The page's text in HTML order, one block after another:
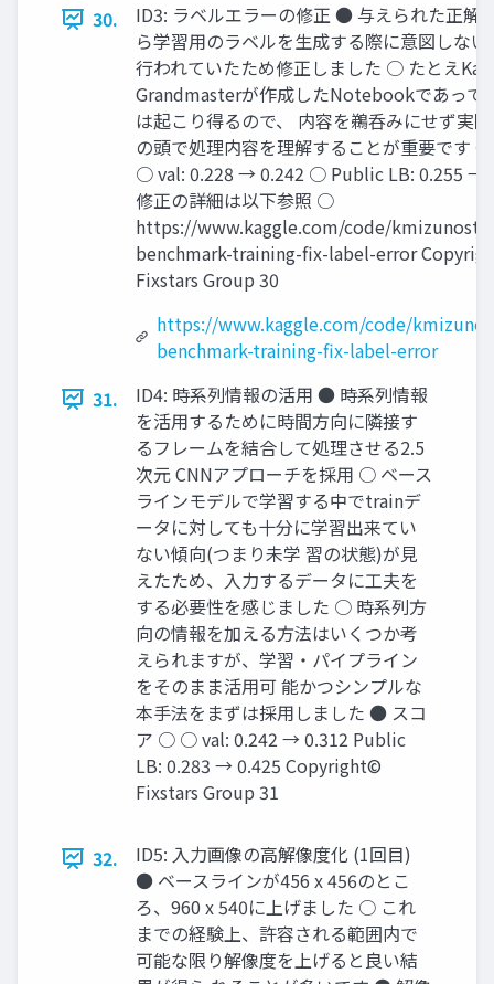
30.
ID3: ラベルエラーの修正 ● 与えられた正解
ら学習用のラベルを生成する際に意図しな
行われていたため修正しました ○ たとえ
Grandmasterが作成したNotebookであって
は起こり得るので、 内容を鵜呑みにせず実
の頭で処理内容を理解することが重要です
○ val: 0.228 → 0.242 ○ Public LB: 0.255 →
修正の詳細は以下参照 ○
https://www.kaggle.com/code/
benchmark-training-fix-label-error
Fixstars Group 30
https://www.kaggle.com/code/
benchmark-training-fix-label-error
31.
ID4: 時系列情報の活用 ● 時系列情報
を活用するために時間方向に隣接す
るフレームを結合して処理させる2.5
次元 CNNアプローチを採用 ○ ベース
ラインモデルで学習する中でtrainデ
ータに対しても十分に学習出来てい
ない傾向(つまり未学 習の状態)が見
えたため、入力するデータに工夫を
する必要性を感じました ○ 時系列方
向の情報を加える方法はいくつか考
えられますが、学習・パイプライン
をそのまま活用可 能かつシンプルな
本手法をまずは採用しました ● スコ
ア ○ ○ val: 0.242 → 0.312 Public
LB: 0.283 → 0.425 Copyright©
Fixstars Group 31
32.
ID5: 入力画像の高解像度化 (1回目)
● ベースラインが456 x 456のとこ
ろ、960 x 540に上げました ○ これ
までの経験上、許容される範囲内で
可能な限り解像度を上げると良い結